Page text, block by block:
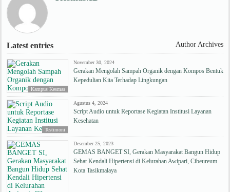
Latest entries Author Archives
Kampus Kesmas
November 30, 2024
Gerakan Mengolah Sampah Organik dengan Kompos Bentuk
Kepedulian Kita Terhadap Lingkungan
Testimoni
Agustus 4, 2024
Script Audio untuk Reportase Kegiatan Institusi Layanan
Kesehatan
Desember 25, 2023
GEMAS BANGET SI, Gerakan Masyarakat Bangun Hidup
Sehat Kendali Hipertensi di Kelurahan Awipari, Cibeureum
Kota Tasikmalaya